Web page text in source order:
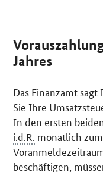
Jahres
Das Finanzamt
Sie Ihre
In den ersten
i.d.R. monatlich
beschäftigen,